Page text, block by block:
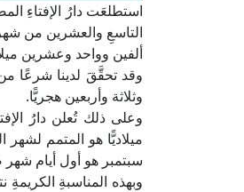
استطلعَت دارُ الإفتاءِ
التاسعِ والعشرين من
ألفين وواحد وعشرين
وقد تحقَّقَ لدينا شرعًا
وثلاثة وأربعين هجريًّا.
وعلى ذلك تُعلن دارُ
ميلاديًّا هو المتمم لشهر
سبتمبر هو أول أيام شهر
وبهذه المناسبةِ